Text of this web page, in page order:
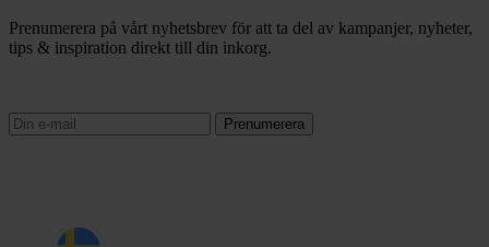
Prenumerera på vårt nyhetsbrev för att ta del av kampanjer, nyheter,
tips & inspiration direkt till din inkorg.
Prenumerera